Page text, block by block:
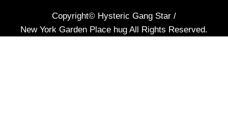
Copyright© Hysteric Gang Star /
New York Garden Place hug All Rights Reserved.